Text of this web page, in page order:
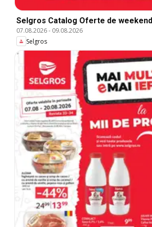
Selgros Catalog Oferte de weekend
07.08.2026- 09.08.2026
Selgros